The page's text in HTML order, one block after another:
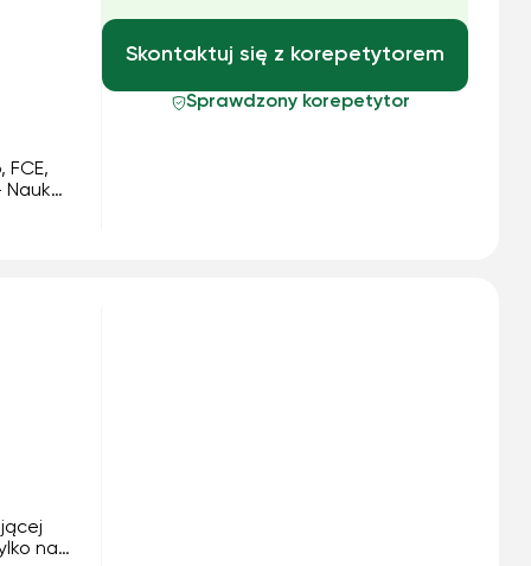
Nauka
Skontaktuj się z korepetytorem
Sprawdzony korepetytor
na